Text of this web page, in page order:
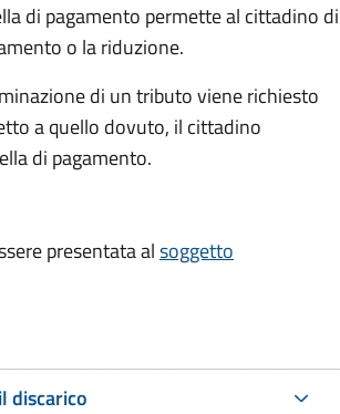
di pagamento permette al cittadino di
o la riduzione.
di un tributo viene richiesto
a quello dovuto, il cittadino
di pagamento.
presentata alsoggetto
discarico